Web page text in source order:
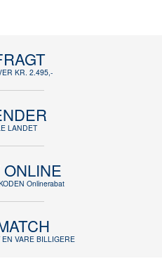
KR. 2.495,-
LANDET
Onlinerabat
VARE BILLIGERE